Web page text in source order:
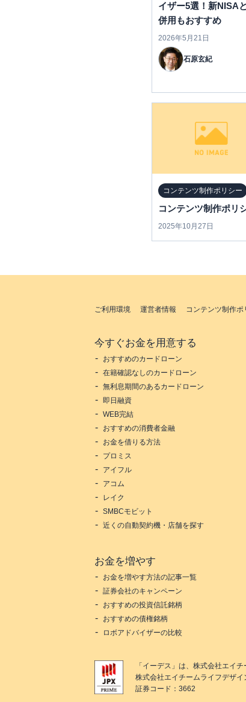
イザー5選！新NISA
併用もおすすめ
2026年5月21日
石原玄紀
コンテンツ制作ポリシー
コンテンツ制作ポリ
2025年10月27日
ご利用環境 運営者情報 コンテンツ制作ポ
今すぐお金を用意する
おすすめのカードローン
在籍確認なしのカードローン
無利息期間のあるカードローン
即日融資
WEB完結
おすすめの消費者金融
お金を借りる方法
プロミス
アイフル
アコム
レイク
SMBCモビット
近くの自動契約機・店舗を探す
お金を増やす
お金を増やす方法の記事一覧
証券会社のキャンペーン
おすすめの投資信託銘柄
おすすめの債権銘柄
ロボアドバイザーの比較
「 イーデス 」は、 株式会社エイチ
株式会社エイチームライフデザイ
証券コード：3662